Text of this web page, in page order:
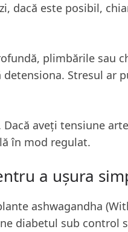
dacă este posibil,
plimbările sau
Stresul ar
aveți tensiune
în mod regulat.
a ușura
ashwagandha
diabetul sub control